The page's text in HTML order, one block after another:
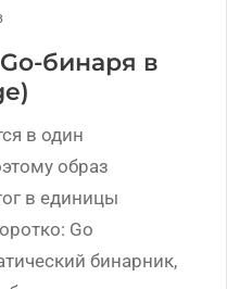
бинаря в
в один
образ
в единицы
Go
бинарник,